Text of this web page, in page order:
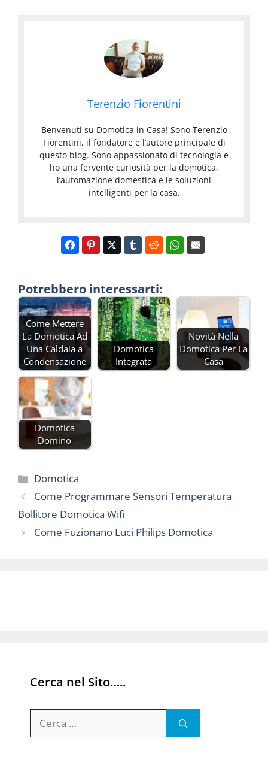
Terenzio Fiorentini
Benvenuti su Domotica in Casa! Sono Terenzio
Fiorentini, il fondatore e l’autore principale di
questo blog. Sono appassionato di tecnologia e
ho una fervente curiosità per la domotica,
l’automazione domestica e le soluzioni
intelligenti per la casa.
Potrebbero interessarti:
Come Mettere
La Domotica Ad
Una Caldaia a
Condensazione
Domotica
Integrata
Novità Nella
Domotica Per La
Casa
Domotica
Domino
Categorie
Domotica
Come Programmare Sensori Temperatura
Bollitore Domotica Wifi
Come Fuzionano Luci Philips Domotica
Cerca nel Sito…..
per: